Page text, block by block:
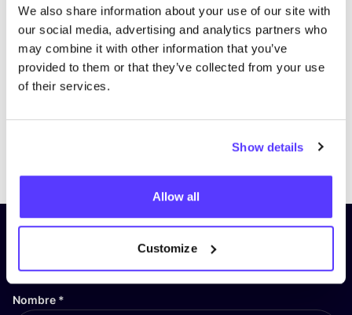
We also share information about your use of our site with
our social media, advertising and analytics partners who
may combine it with other information that you’ve
provided to them or that they’ve collected from your use
of their services.
Show details
Allow all
Customize
PreviousNext
¡Suscríbete a nuestro boletín
y mantente informado!
Nombre *